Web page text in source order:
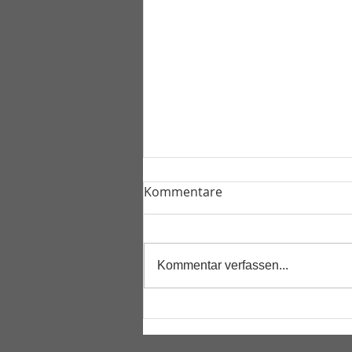
Liebeszimmer
Kommentare
Kommentar verfassen...